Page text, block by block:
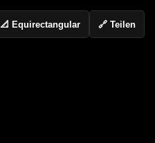
📐 Equirectangular 🔗 Teilen